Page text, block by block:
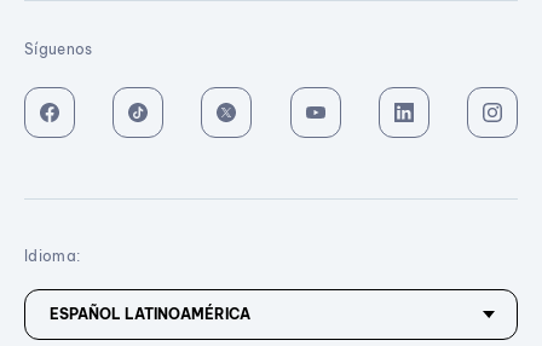
Síguenos
Idioma: